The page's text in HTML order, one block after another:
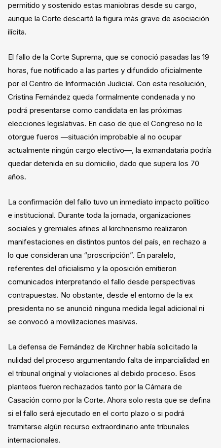
permitido y sostenido estas maniobras desde su cargo,
aunque la Corte descartó la figura más grave de asociación
ilícita.
El fallo de la Corte Suprema, que se conoció pasadas las 19
horas, fue notificado a las partes y difundido oficialmente
por el Centro de Información Judicial. Con esta resolución,
Cristina Fernández queda formalmente condenada y no
podrá presentarse como candidata en las próximas
elecciones legislativas. En caso de que el Congreso no le
otorgue fueros —situación improbable al no ocupar
actualmente ningún cargo electivo—, la exmandataria podría
quedar detenida en su domicilio, dado que supera los 70
años.
La confirmación del fallo tuvo un inmediato impacto político
e institucional. Durante toda la jornada, organizaciones
sociales y gremiales afines al kirchnerismo realizaron
manifestaciones en distintos puntos del país, en rechazo a
lo que consideran una “proscripción”. En paralelo,
referentes del oficialismo y la oposición emitieron
comunicados interpretando el fallo desde perspectivas
contrapuestas. No obstante, desde el entorno de la ex
presidenta no se anunció ninguna medida legal adicional ni
se convocó a movilizaciones masivas.
La defensa de Fernández de Kirchner había solicitado la
nulidad del proceso argumentando falta de imparcialidad en
el tribunal original y violaciones al debido proceso. Esos
planteos fueron rechazados tanto por la Cámara de
Casación como por la Corte. Ahora solo resta que se defina
si el fallo será ejecutado en el corto plazo o si podrá
tramitarse algún recurso extraordinario ante tribunales
internacionales.